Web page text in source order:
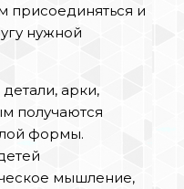
присоединяться и
нужной
арки,
получаются
формы.
мышление,